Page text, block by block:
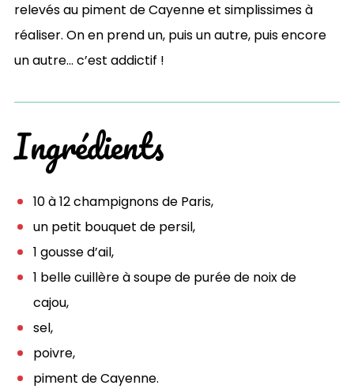
relevés au piment de Cayenne et simplissimes à
réaliser. On en prend un, puis un autre, puis encore
un autre… c’est addictif !
Ingrédients
10 à 12 champignons de Paris,
un petit bouquet de persil,
1 gousse d’ail,
1 belle cuillère à soupe de purée de noix de
cajou,
sel,
poivre,
piment de Cayenne.